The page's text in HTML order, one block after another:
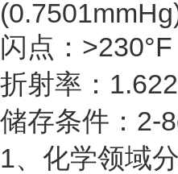
闪点：>230°F
折射率：1.622
储存条件：2-
1、化学领域